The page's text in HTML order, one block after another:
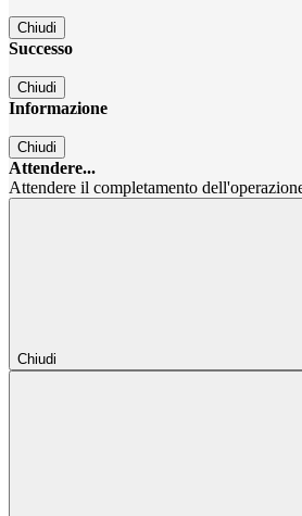
Chiudi
Successo
Chiudi
Informazione
Chiudi
Attendere...
Attendere il completamento
Chiudi